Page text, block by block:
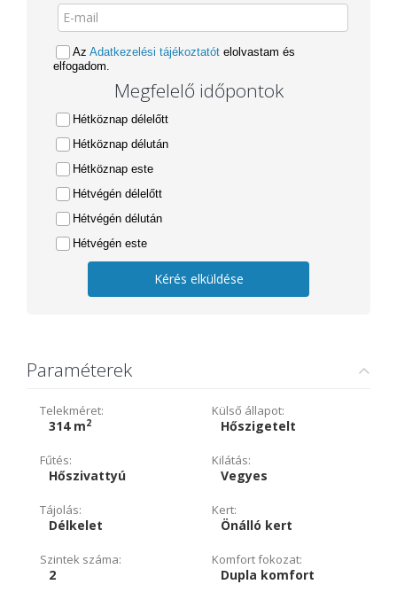
Az Adatkezelési tájékoztatót elolvastam és
elfogadom.
Megfelelő időpontok
Hétköznap délelőtt
Hétköznap délután
Hétköznap este
Hétvégén délelőtt
Hétvégén délután
Hétvégén este
Kérés elküldése
Paraméterek
Telekméret:
314 m2
Külső állapot:
Hőszigetelt
Fűtés:
Hőszivattyú
Kilátás:
Vegyes
Tájolás:
Délkelet
Kert:
Önálló kert
Szintek száma:
2
Komfort fokozat:
Dupla komfort